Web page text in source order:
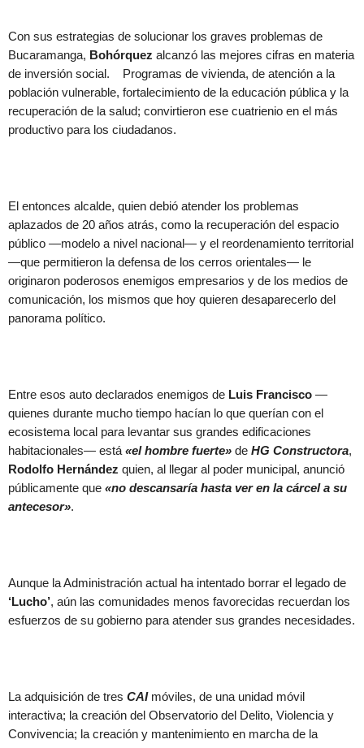
Con sus estrategias de solucionar los graves problemas de
Bucaramanga, Bohórquez alcanzó las mejores cifras en materia
de inversión social. Programas de vivienda, de atención a la
población vulnerable, fortalecimiento de la educación pública y la
recuperación de la salud; convirtieron ese cuatrienio en el más
productivo para los ciudadanos.
El entonces alcalde, quien debió atender los problemas
aplazados de 20 años atrás, como la recuperación del espacio
público —modelo a nivel nacional— y el reordenamiento territorial
—que permitieron la defensa de los cerros orientales— le
originaron poderosos enemigos empresarios y de los medios de
comunicación, los mismos que hoy quieren desaparecerlo del
panorama político.
Entre esos auto declarados enemigos de Luis Francisco —
quienes durante mucho tiempo hacían lo que querían con el
ecosistema local para levantar sus grandes edificaciones
habitacionales— está «el hombre fuerte» de HG Constructora,
Rodolfo Hernández quien, al llegar al poder municipal, anunció
públicamente que «no descansaría hasta ver en la cárcel a su
antecesor».
Aunque la Administración actual ha intentado borrar el legado de
‘Lucho’, aún las comunidades menos favorecidas recuerdan los
esfuerzos de su gobierno para atender sus grandes necesidades.
La adquisición de tres CAImóviles, de una unidad móvil
interactiva; la creación del Observatorio del Delito, Violencia y
Convivencia; la creación y mantenimiento en marcha de la